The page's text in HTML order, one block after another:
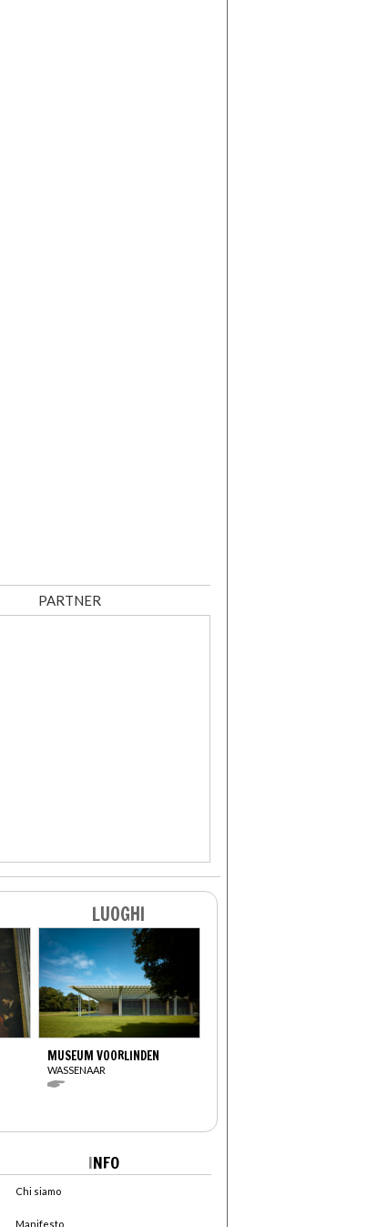
PARTNER
LUOGHI
MUSEUM VOORLINDEN
WASSENAAR
INFO
Chi siamo
Manifesto